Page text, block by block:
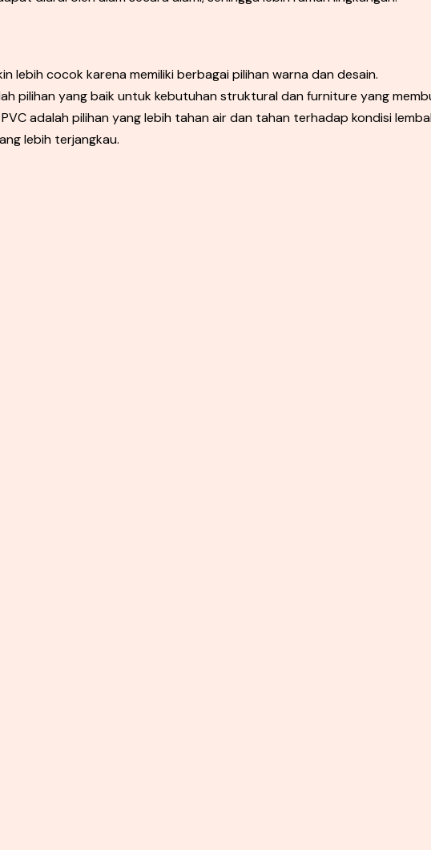
lebih cocok karena memiliki berbagai pilihan warna dan desain.
pilihan yang baik untuk kebutuhan struktural dan furniture yang
PVC adalah pilihan yang lebih tahan air dan tahan terhadap kondisi
lebih terjangkau.